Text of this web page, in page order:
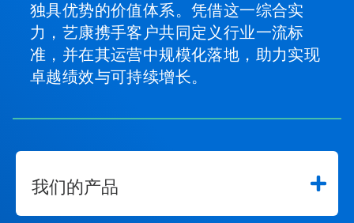
独具优势的价值体系。凭借这一综合实
力，艺康携手客户共同定义行业一流标
准，并在其运营中规模化落地，助力实现
卓越绩效与可持续增长。
我们的产品